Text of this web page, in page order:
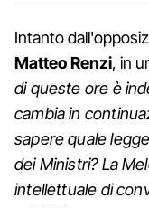
Intanto
Matteo Renzi, in
di queste ore è
cambia in
sapere quale
dei Ministri? La
intellettuale di